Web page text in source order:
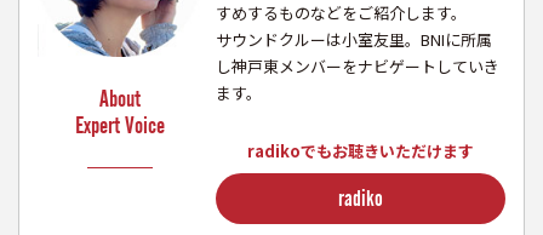
About
Expert Voice
すめするものなどをご紹介します。
サウンドクルーは小室友里。BNIに所属
し神戸東メンバーをナビゲートしていき
ます。
radikoでもお聴きいただけます
radiko